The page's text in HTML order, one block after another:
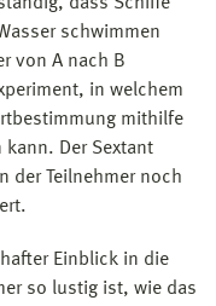
schwimmen
von A nach B
in welchem
mithilfe
Der Sextant
der Teilnehmer noch
Einblick in die
so lustig ist, wie das